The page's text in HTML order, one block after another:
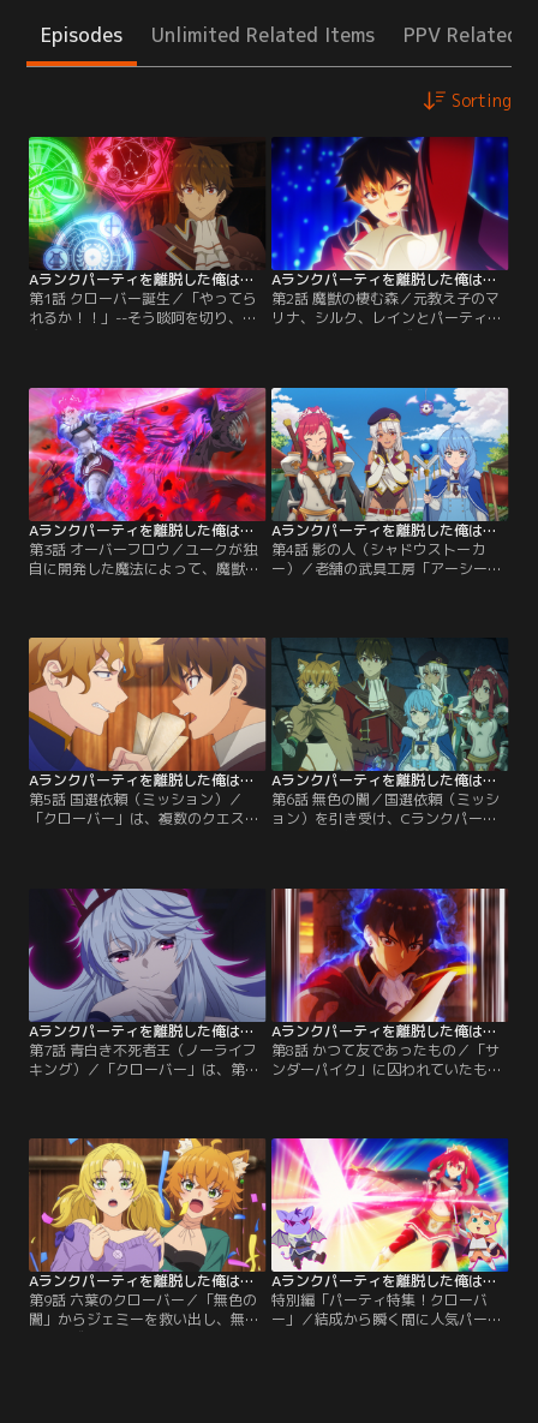
Episodes Unlimited Related Items PPV Related
Sorting
Aランクパーティを離脱した俺は、元教え子たちと迷宮深部を目指す。 第01話
第1話 クローバー誕生／「やってら
れるか！！」--そう啖呵を切り、赤
ムや魔法を駆使してパーティの戦闘
を様々な面からサポートしてきたユ
ークだが、他のメンバーから一向に
その努力が認められず、ついに堪忍
袋の緒が切れたのだ。新しいパーテ
ィ探しをはじめた…。
Aランクパーティを離脱した俺は、元教え子たちと迷宮深部を目指す。 第02話
第2話 魔獣の棲む森／元教え子のマ
リナ、シルク、レインとパーティ
「クローバー」を結成したユーク。
た。さらにクエストの様子がキャメ
ラット君を通して配信されており、
一躍注目のパーティとして取り上げ
られる。メンバーのさらなる成長を
願うユークは、冒険者ギルドのママ
ルから勧められ…。
Aランクパーティを離脱した俺は、元教え子たちと迷宮深部を目指す。 第03話
第3話 オーバーフロウ／ユークが独
自に開発した魔法によって、魔獣ザ
にそのクエストを成功させたこと
は、配信を通じて大きな話題とな
る。その後、冒険者ギルドを管轄す
るギルドマスター・ベンウッドから
呼び出しを受けたユークたちは、パ
ーティのCランク昇格と…。
Aランクパーティを離脱した俺は、元教え子たちと迷宮深部を目指す。 第04話
第4話 影の人（シャドウストーカ
ー）／老舗の武具工房「アーシー
する役割を兼ね、アイオーン遺跡迷
宮へ向かう。今回のクエストは、遺
跡迷宮の地下第四階層にあるアウ＝
ドレッド廃棄都市迷宮の入口に到達
すること。そんな「クローバー」の
前に、ダークエルフのシルクと…。
Aランクパーティを離脱した俺は、元教え子たちと迷宮深部を目指す。 第05話
第5話 国選依頼（ミッション）／
「クローバー」は、複数のクエスト
件を内見し、ユークたちは2階建て
のアパートメントを購入すること
に。その頃、ユークが離脱したAラ
ンクパーティ「サンダーパイク」
は、度重なるクエストの失敗でラン
ク降格の危機に立たされていた。
Aランクパーティを離脱した俺は、元教え子たちと迷宮深部を目指す。 第06話
第6話 無色の闇／国選依頼（ミッシ
ョン）を引き受け、Cランクパーテ
を引き連れ、ついに「無色の闇」へ
と足を踏み入れる。キャメラット君
で生配信しながら、ときにモンスタ
ーにも対処しつつ慎重に進んでいく
「クローバー」。第二階層に続く階
段まで調査が完了し…。
Aランクパーティを離脱した俺は、元教え子たちと迷宮深部を目指す。 第07話
第7話 青白き不死者王（ノーライフ
キング）／「クローバー」は、第三
降りたところ、なぜか現れたのは青
空と広大な草原。そこにある一軒家
を訪ねると、怪しげな老婆が出てき
た。すると突如として日が沈み、姿
を変えた老婆に動揺するユークた
ち。一時撤退を余儀なくされた…。
Aランクパーティを離脱した俺は、元教え子たちと迷宮深部を目指す。 第08話
第8話 かつて友であったもの／「サ
ンダーパイク」に囚われていたもの
した「クローバー」一行。だが、
「サンダーパイク」のメンバーであ
るジェミーが、ユークに対して強い
後悔の念を持っていたことを知る。
「無色の闇」に残ったジェミーを助
けるため、ユークは…。
Aランクパーティを離脱した俺は、元教え子たちと迷宮深部を目指す。 第09話
第9話 六葉のクローバー／「無色の
闇」からジェミーを救い出し、無事
脱出に成功した「クローバー」の
Aランクパーティを離脱した俺は、元教え子たちと迷宮深部を目指す。 総集編
特別編「パーティ特集！クローバ
ー」／結成から瞬く間に人気パーテ